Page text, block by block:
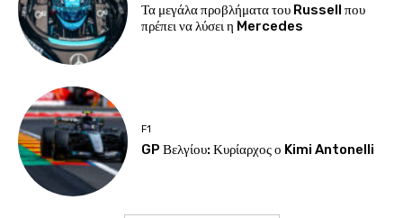
Τα μεγάλα προβλήματα του Russell που
πρέπει να λύσει η Mercedes
F1
GP Βελγίου: Κυρίαρχος ο Kimi Antonelli